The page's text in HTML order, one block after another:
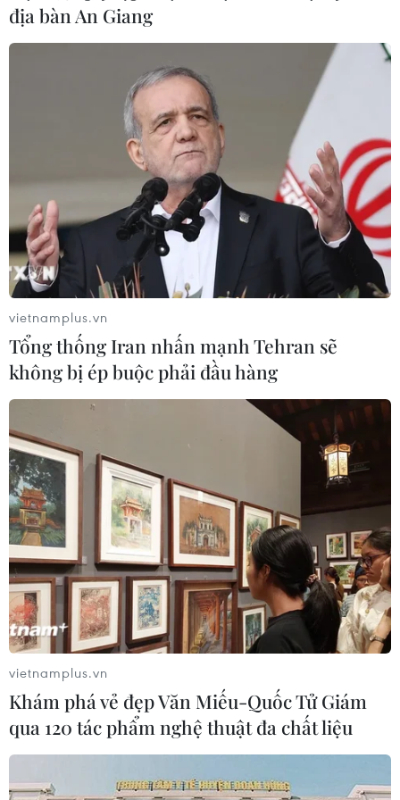
hiện các mẫu tờ khai cho hành khách khai test nhanh
SARS-CoV-2 và phiếu trả kết quả bao gồm 2 ngôn ngữ
là tiếng Việt và tiếng Anh.
địa bàn An Giang
vietnamplus.vn
Tổng thống Iran nhấn mạnh Tehran sẽ
không bị ép buộc phải đầu hàng
vietnamplus.vn
Khám phá vẻ đẹp Văn Miếu-Quốc Tử Giám
qua 120 tác phẩm nghệ thuật đa chất liệu